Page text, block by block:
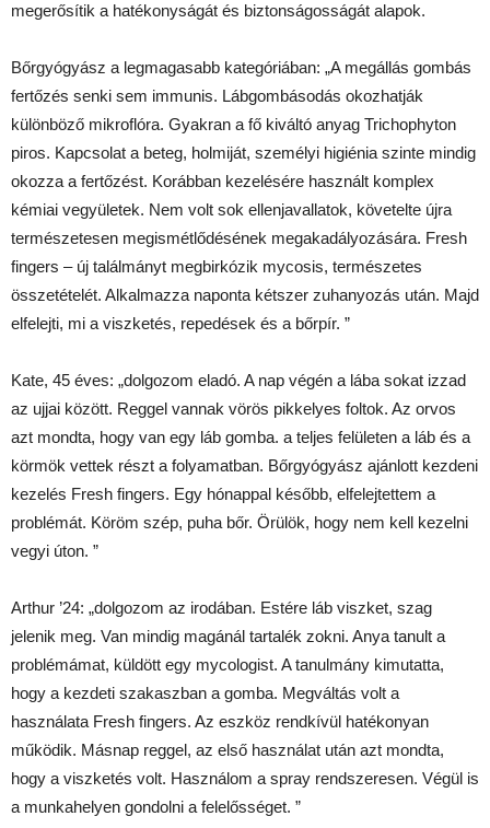
megerősítik a hatékonyságát és biztonságosságát alapok.
Bőrgyógyász a legmagasabb kategóriában: „A megállás gombás
fertőzés senki sem immunis. Lábgombásodás okozhatják
különböző mikroflóra. Gyakran a fő kiváltó anyag Trichophyton
piros. Kapcsolat a beteg, holmiját, személyi higiénia szinte mindig
okozza a fertőzést. Korábban kezelésére használt komplex
kémiai vegyületek. Nem volt sok ellenjavallatok, követelte újra
természetesen megismétlődésének megakadályozására. Fresh
fingers – új találmányt megbirkózik mycosis, természetes
összetételét. Alkalmazza naponta kétszer zuhanyozás után. Majd
elfelejti, mi a viszketés, repedések és a bőrpír. ”
Kate, 45 éves: „dolgozom eladó. A nap végén a lába sokat izzad
az ujjai között. Reggel vannak vörös pikkelyes foltok. Az orvos
azt mondta, hogy van egy láb gomba. a teljes felületen a láb és a
körmök vettek részt a folyamatban. Bőrgyógyász ajánlott kezdeni
kezelés Fresh fingers. Egy hónappal később, elfelejtettem a
problémát. Köröm szép, puha bőr. Örülök, hogy nem kell kezelni
vegyi úton. ”
Arthur ’24: „dolgozom az irodában. Estére láb viszket, szag
jelenik meg. Van mindig magánál tartalék zokni. Anya tanult a
problémámat, küldött egy mycologist. A tanulmány kimutatta,
hogy a kezdeti szakaszban a gomba. Megváltás volt a
használata Fresh fingers. Az eszköz rendkívül hatékonyan
működik. Másnap reggel, az első használat után azt mondta,
hogy a viszketés volt. Használom a spray rendszeresen. Végül is
a munkahelyen gondolni a felelősséget. ”